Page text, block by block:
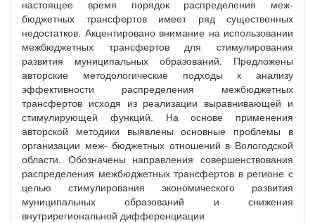
настоящее время порядок распределения меж-
бюджетных трансфертов имеет ряд существенных
недостатков. Акцентировано внимание на использовании
межбюджетных трансфертов для стимулирования
развития муниципальных образований. Предложены
авторские методологические подходы к анализу
эффективности распределения межбюджетных
трансфертов исходя из реализации выравнивающей и
стимулирующей функций. На основе применения
авторской методики выявлены основные проблемы в
организации меж- бюджетных отношений в Вологодской
области. Обозначены направления совершенствования
распределения межбюджетных трансфертов в регионе с
целью стимулирования экономического развития
муниципальных образований и снижения
внутрирегиональной дифференциации